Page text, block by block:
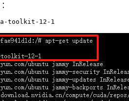
：